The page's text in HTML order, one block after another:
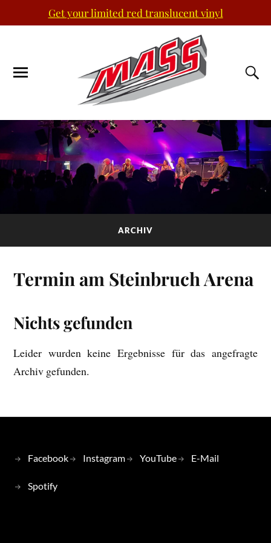
Get your limited red translucent vinyl
ARCHIV
Termin am Steinbruch Arena
Nichts gefunden
Leider wurden keine Ergebnisse für das angefragte
Archiv gefunden.
Facebook Instagram YouTube E-Mail
Spotify